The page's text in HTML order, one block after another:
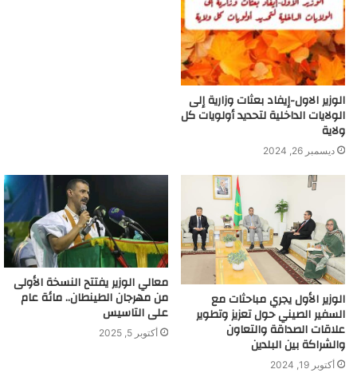
الوزير الاول-إيفاد بعثات وزارية إلى
الولايات الداخلية لتحديد أولويات كل
ولاية
ديسمبر 26, 2024
الوزير الأول يجري مباحثات مع
السفير الصيني حول تعزيز وتطوير
علاقات الصداقة والتعاون
والشراكة بين البلدين
أكتوبر 19, 2024
معالي الوزير يفتتح النسخة الأولى
من مهرجان الطينطان.. مائة عام
على التاسيس
أكتوبر 5, 2025